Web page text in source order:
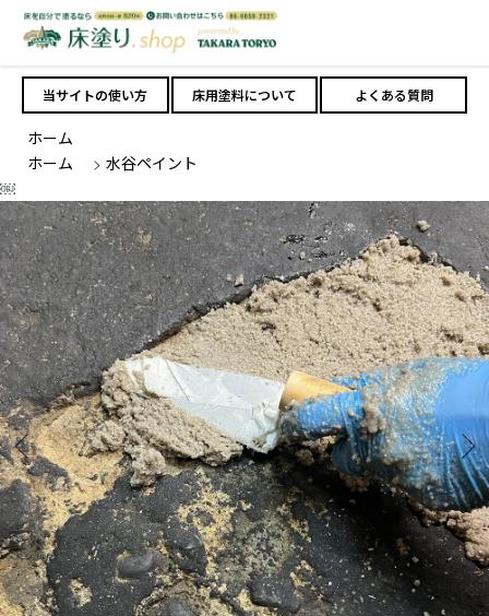
当サイトの使い方 床用塗料について よくある質問
ホーム
ホーム
> 水谷ペイント
￼